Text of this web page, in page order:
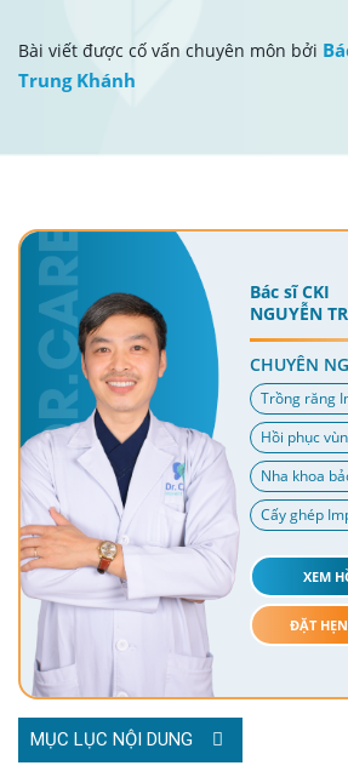
Bài viết được cố vấn chuyên môn bởi
Trung Khánh
Bác sĩ CKI
NGUYỄN
CHUYÊN
Trồng răng
Hồi phục
Nha khoa
Cấy ghép
XEM
ĐẶT
MỤC LỤC NỘI DUNG